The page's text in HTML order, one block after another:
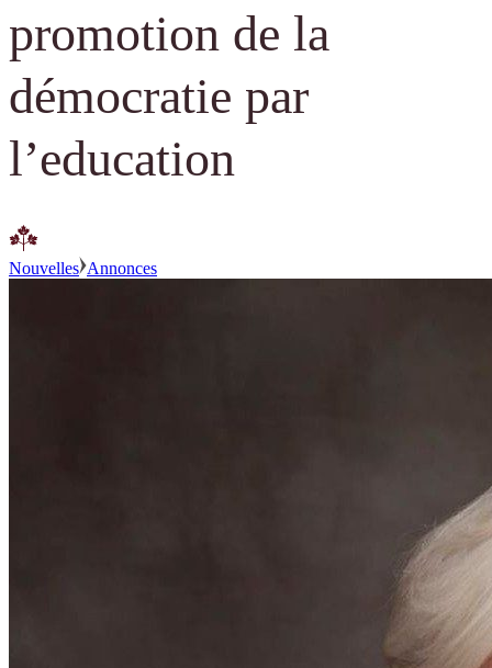
promotion de la
démocratie par
l’education
Nouvelles Annonces